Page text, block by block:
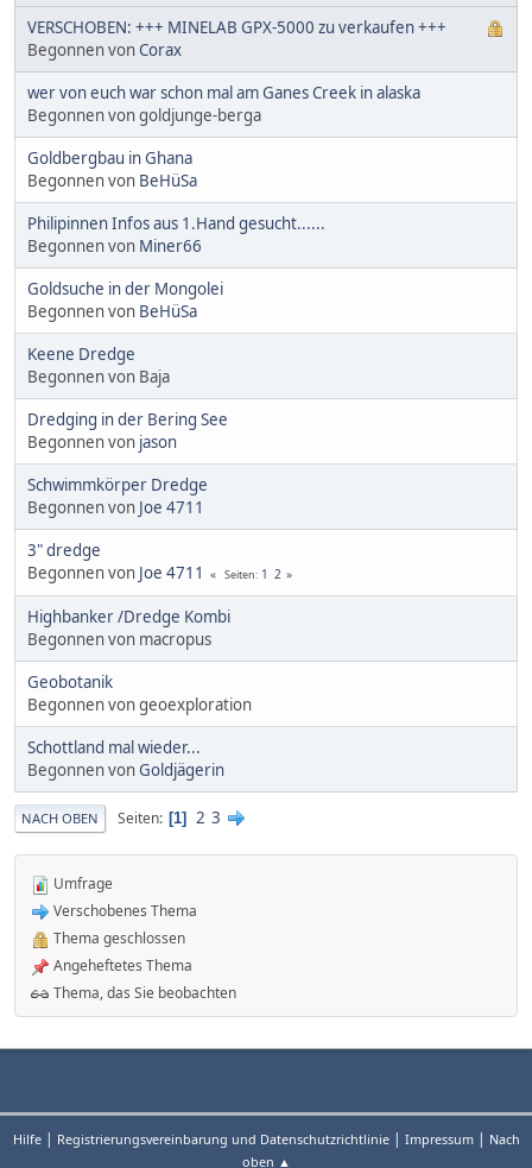
VERSCHOBEN: +++ MINELAB GPX-5000 zu verkaufen +++
Begonnen vonCorax
wer von euch war schon mal am Ganes Creek in alaska
Begonnen von goldjunge-berga
Goldbergbau in Ghana
Begonnen von BeHüSa
Philipinnen Infos aus 1.Hand gesucht......
Begonnen von Miner66
Goldsuche in der Mongolei
Begonnen von BeHüSa
Keene Dredge
Begonnen von Baja
Dredging in der Bering See
Begonnen von jason
Schwimmkörper Dredge
Begonnen von Joe 4711
3" dredge
Begonnen von Joe 4711 Seiten 1 2
Highbanker /Dredge Kombi
Begonnen von macropus
Geobotanik
Begonnen von geoexploration
Schottland mal wieder...
Begonnen vonGoldjägerin
NACH OBEN Seiten 1 2 3
Umfrage
Verschobenes Thema
Thema geschlossen
Angeheftetes Thema
Thema, das Sie beobachten
Hilfe| Registrierungsvereinbarung und Datenschutzrichtlinie| Impressum| Nach
oben ▲